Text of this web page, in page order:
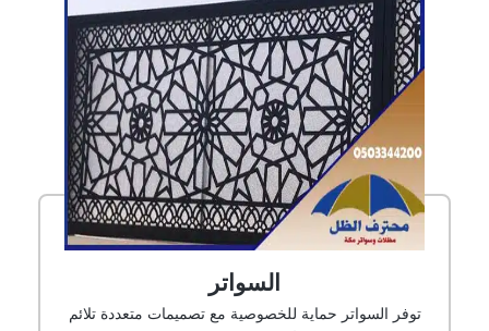
السواتر
توفر السواتر حماية للخصوصية مع تصميمات متعددة تلائم